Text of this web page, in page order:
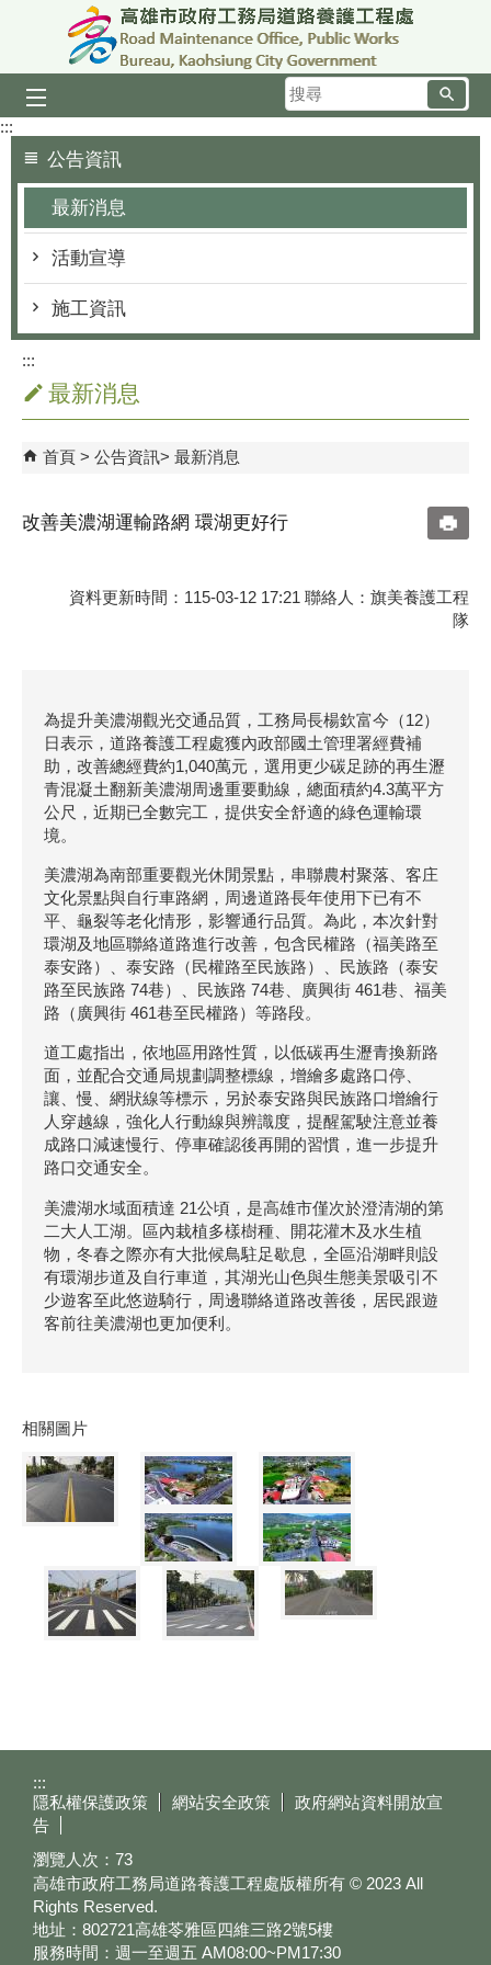
跳到主要內容區塊
搜
尋
:::
公告資訊
最新消息
活動宣導
施工資訊
:::
最新消息
首頁 公告資訊 最新消息
改善美濃湖運輸路網 環湖更好行
資料更新時間：115-03-12 17:21 聯絡人：旗美養護工程
隊
為提升美濃湖觀光交通品質，工務局長楊欽富今（12）
日表示，道路養護工程處獲內政部國土管理署經費補
助，改善總經費約1,040萬元，選用更少碳足跡的再生瀝
青混凝土翻新美濃湖周邊重要動線，總面積約4.3萬平方
公尺，近期已全數完工，提供安全舒適的綠色運輸環
境。
美濃湖為南部重要觀光休閒景點，串聯農村聚落、客庄
文化景點與自行車路網，周邊道路長年使用下已有不
平、龜裂等老化情形，影響通行品質。為此，本次針對
環湖及地區聯絡道路進行改善，包含民權路（福美路至
泰安路）、泰安路（民權路至民族路）、民族路（泰安
路至民族路 74巷）、民族路 74巷、廣興街 461巷、福美
路（廣興街 461巷至民權路）等路段。
道工處指出，依地區用路性質，以低碳再生瀝青換新路
面，並配合交通局規劃調整標線，增繪多處路口停、
讓、慢、網狀線等標示，另於泰安路與民族路口增繪行
人穿越線，強化人行動線與辨識度，提醒駕駛注意並養
成路口減速慢行、停車確認後再開的習慣，進一步提升
路口交通安全。
美濃湖水域面積達 21公頃，是高雄市僅次於澄清湖的第
二大人工湖。區內栽植多樣樹種、開花灌木及水生植
物，冬春之際亦有大批候鳥駐足歇息，全區沿湖畔則設
有環湖步道及自行車道，其湖光山色與生態美景吸引不
少遊客至此悠遊騎行，周邊聯絡道路改善後，居民跟遊
客前往美濃湖也更加便利。
相關圖片
:::
隱私權保護政策
網站安全政策
政府網站資料開放宣
告
瀏覽人次： 73
高雄市政府工務局道路養護工程處版權所有 © 2023 All
Rights Reserved.
地址：802721高雄苓雅區四維三路2號5樓
服務時間：週一至週五 AM08:00~PM17:30